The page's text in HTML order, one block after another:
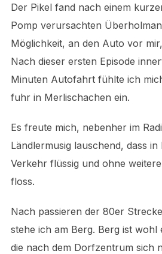
Der Pikel fand nach einem
Pomp verursachten
Möglichkeit, an den Auto vor
Nach dieser ersten Episode
Minuten Autofahrt fühlte ich
fuhr in Merlischachen ein.
Es freute mich, nebenher im
Ländlermusig lauschend, dass
Verkehr flüssig und ohne
floss.
Nach passieren der 80er
stehe ich am Berg. Berg ist wohl
die nach dem Dorfzentrum sich